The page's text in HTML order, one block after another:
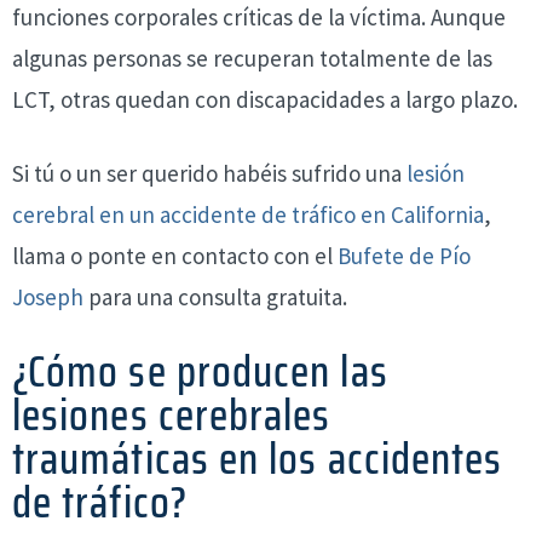
funciones corporales críticas de la víctima. Aunque
algunas personas se recuperan totalmente de las
LCT, otras quedan con discapacidades a largo plazo.
Si tú o un ser querido habéis sufrido una lesión
cerebral en un accidente de tráfico en California,
llama o ponte en contacto con el Bufete de Pío
Joseph para una consulta gratuita.
¿Cómo se producen las
lesiones cerebrales
traumáticas en los accidentes
de tráfico?